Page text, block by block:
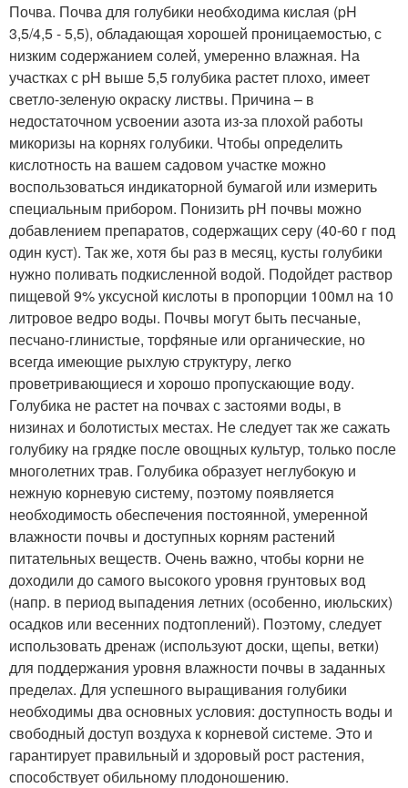
Почва. Почва для голубики необходима кислая (pH
3,5/4,5 - 5,5), обладающая хорошей проницаемостью, с
низким содержанием солей, умеренно влажная. На
участках с pH выше 5,5 голубика растет плохо, имеет
светло-зеленую окраску листвы. Причина – в
недостаточном усвоении азота из-за плохой работы
микоризы на корнях голубики. Чтобы определить
кислотность на вашем садовом участке можно
воспользоваться индикаторной бумагой или измерить
специальным прибором. Понизить рН почвы можно
добавлением препаратов, содержащих серу (40-60 г под
один куст). Так же, хотя бы раз в месяц, кусты голубики
нужно поливать подкисленной водой. Подойдет раствор
пищевой 9% уксусной кислоты в пропорции 100мл на 10
литровое ведро воды. Почвы могут быть песчаные,
песчано-глинистые, торфяные или органические, но
всегда имеющие рыхлую структуру, легко
проветривающиеся и хорошо пропускающие воду.
Голубика не растет на почвах с застоями воды, в
низинах и болотистых местах. Не следует так же сажать
голубику на грядке после овощных культур, только после
многолетних трав. Голубика образует неглубокую и
нежную корневую систему, поэтому появляется
необходимость обеспечения постоянной, умеренной
влажности почвы и доступных корням растений
питательных веществ. Очень важно, чтобы корни не
доходили до самого высокого уровня грунтовых вод
(напр. в период выпадения летних (особенно, июльских)
осадков или весенних подтоплений). Поэтому, следует
использовать дренаж (используют доски, щепы, ветки)
для поддержания уровня влажности почвы в заданных
пределах. Для успешного выращивания голубики
необходимы два основных условия: доступность воды и
свободный доступ воздуха к корневой системе. Это и
гарантирует правильный и здоровый рост растения,
способствует обильному плодоношению.